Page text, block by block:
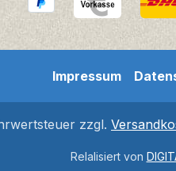
Impressum
zzgl.
Relalisiert von